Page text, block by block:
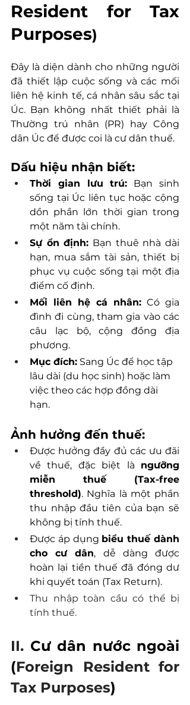
Resident for Tax
Purposes)
Đây là diện dành cho những người
đã thiết lập cuộc sống và các mối
liên hệ kinh tế, cá nhân sâu sắc tại
Úc. Bạn không nhất thiết phải là
Thường trú nhân (PR) hay Công
dân Úc để được coi là cư dân thuế.
Dấu hiệu nhận biết:
Thời gian lưu trú: Bạn sinh
sống tại Úc liên tục hoặc cộng
dồn phần lớn thời gian trong
một năm tài chính.
Sự ổn định: Bạn thuê nhà dài
hạn, mua sắm tài sản, thiết bị
phục vụ cuộc sống tại một địa
điểm cố định.
Mối liên hệ cá nhân: Có gia
đình đi cùng, tham gia vào các
câu lạc bộ, cộng đồng địa
phương.
Mục đích: Sang Úc để học tập
lâu dài (du học sinh) hoặc làm
việc theo các hợp đồng dài
hạn.
Ảnh hưởng đến thuế:
Được hưởng đầy đủ các ưu đãi
về thuế, đặc biệt là ngưỡng
miễn thuế (Tax-free
threshold). Nghĩa là một phần
thu nhập đầu tiên của bạn sẽ
không bị tính thuế.
Được áp dụng biểu thuế dành
cho cư dân, dễ dàng được
hoàn lại tiền thuế đã đóng dư
khi quyết toán (Tax Return).
Thu nhập toàn cầu có thể bị
tính thuế.
II. Cư dân nước ngoài
(Foreign Resident for
Tax Purposes)